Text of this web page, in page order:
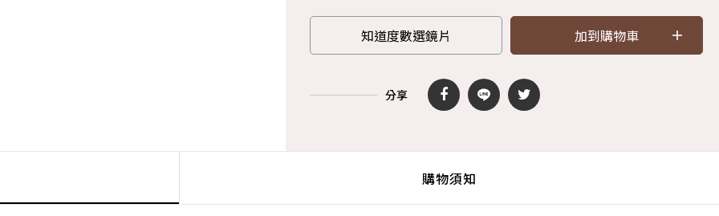
知道度數選鏡片 加到購物車
分享
購物須知